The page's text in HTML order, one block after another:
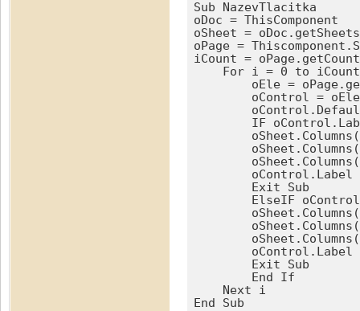
Sub NazevTlacitka
oDoc = ThisComponent
oSheet =
oPage =
iCount = oPage.getCount
For i = 0 to
oEle =
oControl =
IF
oControl.Label
        Exit Sub
ElseIF
oControl.Label
        Exit Sub
        End If
    Next i
End Sub